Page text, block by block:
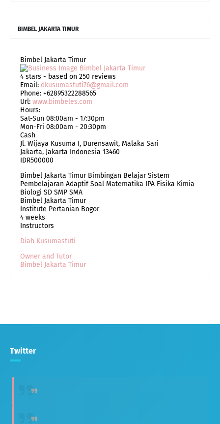
BIMBEL JAKARTA TIMUR
Bimbel Jakarta Timur
4 stars - based on 250 reviews
Email: dkusumastuti76@gmail.com
Phone: +62895322288565
Url: www.bimbeles.com
Hours:
Sat-Sun 08:00am - 17:30pm
Mon-Fri 08:00am - 20:30pm
Cash
Jl. Wijaya Kusuma I, Durensawit, Malaka Sari
Jakarta, Jakarta Indonesia 13460
IDR500000
Bimbel Jakarta Timur Bimbingan Belajar Sistem
Pembelajaran Adaptif Soal Matematika IPA Fisika Kimia
Biologi SD SMP SMA
Bimbel Jakarta Timur
Institute Pertanian Bogor
4 weeks
Instructors
Diah Kusumastuti
Owner and Tutor
Bimbel Jakarta Timur
Twitter